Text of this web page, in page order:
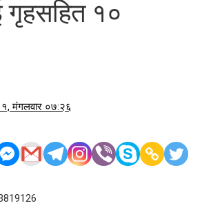
गृहसहित १०
मंगलवार ०७:२६